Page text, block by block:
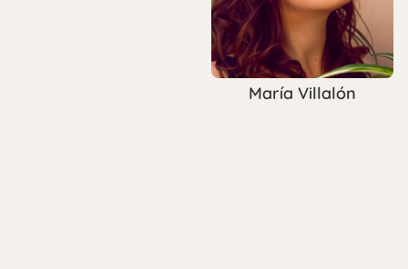
María Villalón